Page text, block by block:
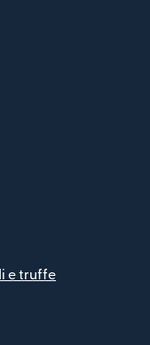
e truffe